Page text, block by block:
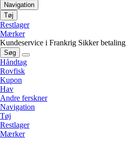
Navigation
Tøj
Restlager
Mærker
Kundeservice i Frankrig Sikker betaling
Søg
Håndtag
Rovfisk
Kupon
Hav
Andre ferskner
Navigation
Tøj
Restlager
Mærker